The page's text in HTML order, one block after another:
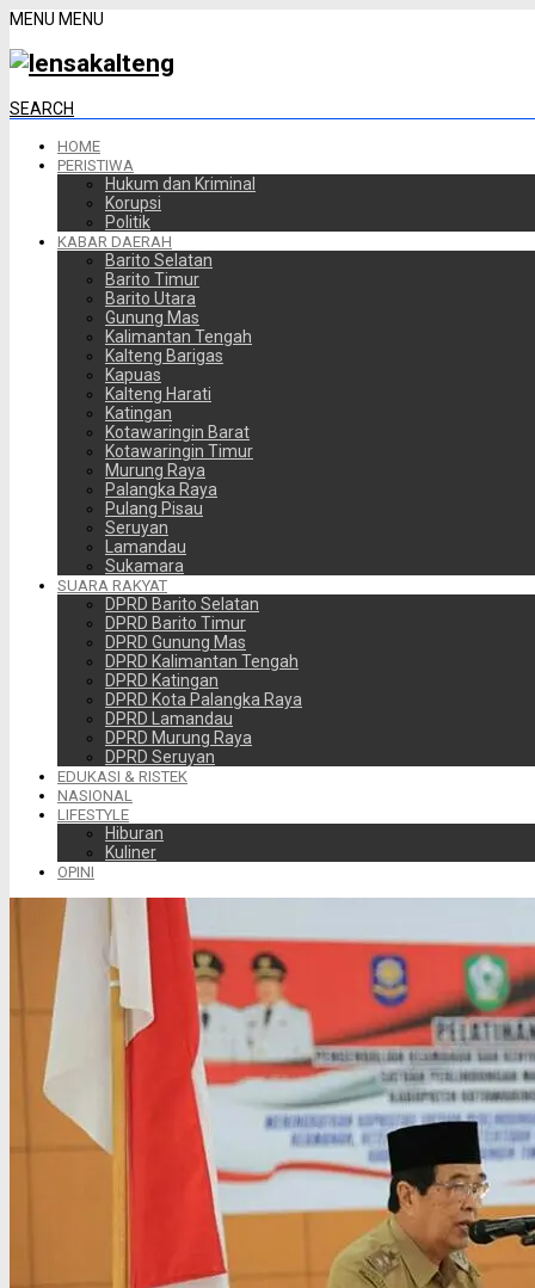
MENU MENU
SEARCH
HOME
PERISTIWA
Hukum dan Kriminal
Korupsi
Politik
KABAR DAERAH
Barito Selatan
Barito Timur
Barito Utara
Gunung Mas
Kalimantan Tengah
Kalteng Barigas
Kapuas
Kalteng Harati
Katingan
Kotawaringin Barat
Kotawaringin Timur
Murung Raya
Palangka Raya
Pulang Pisau
Seruyan
Lamandau
Sukamara
SUARA RAKYAT
DPRD Barito Selatan
DPRD Barito Timur
DPRD Gunung Mas
DPRD Kalimantan Tengah
DPRD Katingan
DPRD Kota Palangka Raya
DPRD Lamandau
DPRD Murung Raya
DPRD Seruyan
EDUKASI & RISTEK
NASIONAL
LIFESTYLE
Hiburan
Kuliner
OPINI